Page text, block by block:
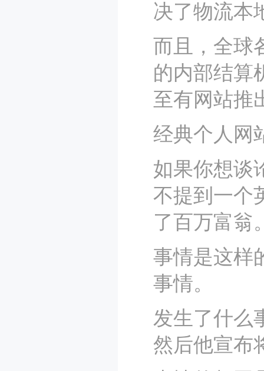
决了物流本
而且，全球
的内部结算
至有网站推
经典个人网
如果你想谈
不提到一个
了百万富翁
事情是这样
事情。
发生了什么
然后他宣布